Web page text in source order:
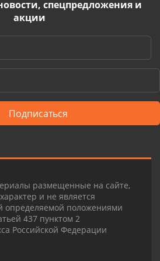
спецпредложения и
акции
Подписаться
размещенные на сайте,
и не является
определяемой положениями
437 пунктом 2
Российской Федерации